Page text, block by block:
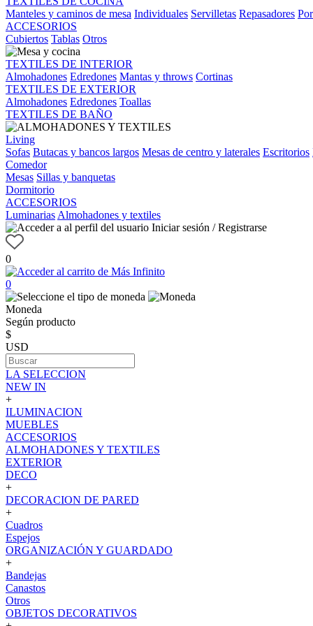
Manteles y caminos de mesa Individuales Servilletas Repasadores
ACCESORIOS
Cubiertos Tablas Otros
TEXTILES DE INTERIOR
Almohadones Edredones Mantas y throws Cortinas
TEXTILES DE EXTERIOR
Almohadones Edredones Toallas
TEXTILES DE BAÑO
Living
Sofas Butacas y bancos largos Mesas de centro y laterales Escritorios
Comedor
Mesas Sillas y banquetas
Dormitorio
ACCESORIOS
Luminarias Almohadones y textiles
Iniciar sesión / Registrarse
0
0
Moneda
Según producto
$
USD
LA SELECCION
NEW IN
+
ILUMINACION
MUEBLES
ACCESORIOS
ALMOHADONES Y TEXTILES
EXTERIOR
DECO
+
DECORACION DE PARED
+
Cuadros
Espejos
ORGANIZACIÓN Y GUARDADO
+
Bandejas
Canastos
Otros
OBJETOS DECORATIVOS